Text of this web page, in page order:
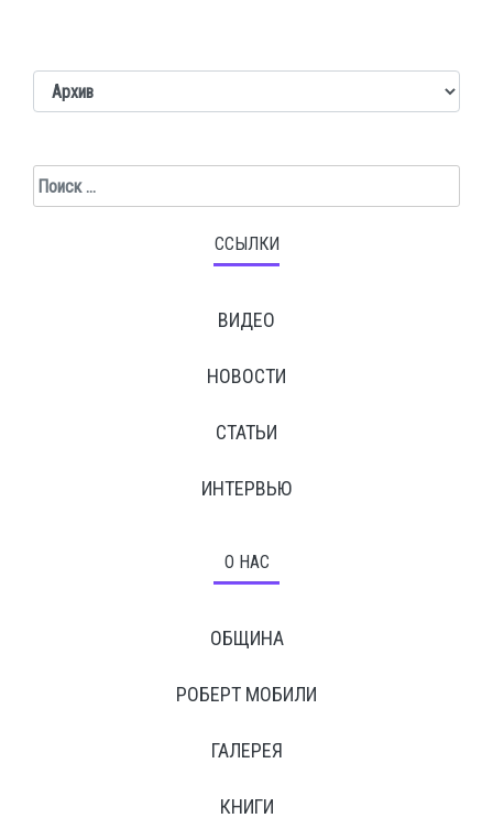
ССЫЛКИ
ВИДЕО
НОВОСТИ
СТАТЬИ
ИНТЕРВЬЮ
О НАС
ОБЩИНА
РОБЕРТ МОБИЛИ
ГАЛЕРЕЯ
КНИГИ